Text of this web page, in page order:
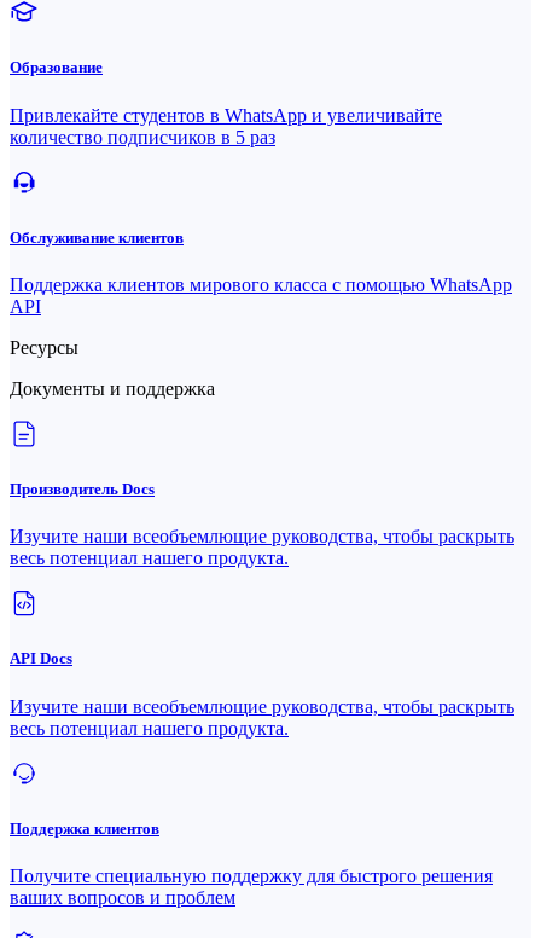
Образование
Привлекайте студентов в WhatsApp и увеличивайте
количество подписчиков в 5 раз
Обслуживание клиентов
Поддержка клиентов мирового класса с помощью WhatsApp
API
Ресурсы
Документы и поддержка
Производитель Docs
Изучите наши всеобъемлющие руководства, чтобы раскрыть
весь потенциал нашего продукта.
API Docs
Изучите наши всеобъемлющие руководства, чтобы раскрыть
весь потенциал нашего продукта.
Поддержка клиентов
Получите специальную поддержку для быстрого решения
ваших вопросов и проблем